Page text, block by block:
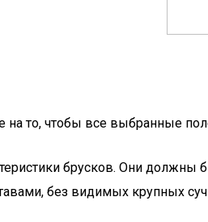
на то, чтобы все выбранные
брусков. Они должны
без видимых крупных